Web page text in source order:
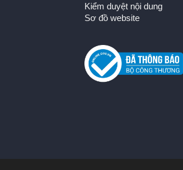
Kiểm duyệt nội dung
Sơ đồ website